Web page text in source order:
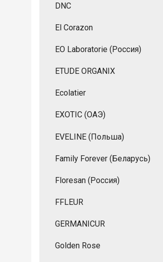
DNC
El Corazon
EO Laboratorie (Россия)
ETUDE ORGANIX
Ecolatier
EXOTIC (ОАЭ)
EVELINE (Польша)
Family Forever (Беларусь)
Floresan (Россия)
FFLEUR
GERMANIСUR
Golden Rose